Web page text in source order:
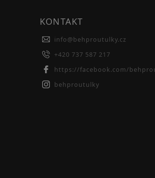
KONTAKT
info@behproutulky.cz
+420 737 587 217
https://facebook.com/
behproutulky